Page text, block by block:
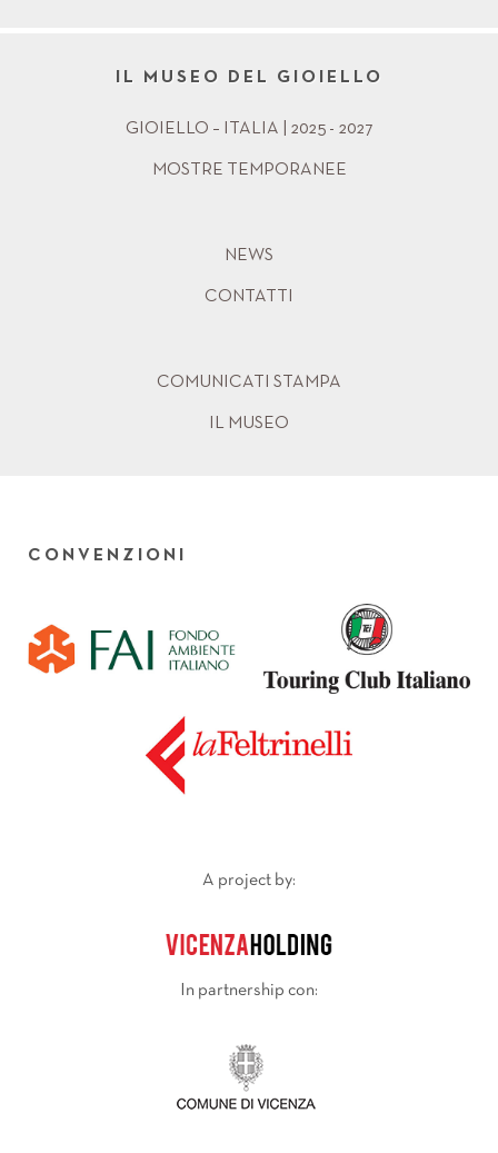
IL MUSEO DEL GIOIELLO
GIOIELLO – ITALIA | 2025 - 2027
MOSTRE TEMPORANEE
NEWS
CONTATTI
COMUNICATI STAMPA
IL MUSEO
CONVENZIONI
A project by:
In partnership con: